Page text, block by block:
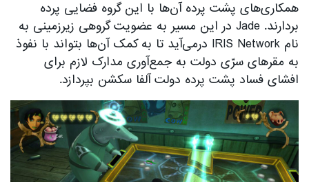
همکاری‌های پشت پرده آن‌ها با این گروه فضایی پرده
بردارند. Jade در این مسیر به عضویت گروهی زیرزمینی به
نام IRIS Network درمی‌آید تا به کمک آن‌ها بتواند با نفوذ
به مقرهای سرّی دولت به جمع‌آوری مدارک لازم برای
افشای فساد پشت پرده دولت آلفا سکشن بپردازد.